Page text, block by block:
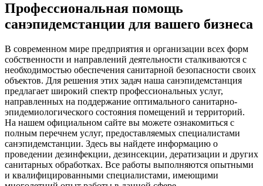
Профессиональная помощь
санэпидемстанции для вашего бизнеса
В современном мире предприятия и организации всех форм
собственности и направлений деятельности сталкиваются с
необходимостью обеспечения санитарной безопасности своих
объектов. Для решения этих задач наша санэпидемстанция
предлагает широкий спектр профессиональных услуг,
направленных на поддержание оптимального санитарно-
эпидемиологического состояния помещений и территорий.
На нашем официальном сайте вы можете ознакомиться с
полным перечнем услуг, предоставляемых специалистами
санэпидемстанции. Здесь вы найдете информацию о
проведении дезинфекции, дезинсекции, дератизации и других
санитарных обработках. Все работы выполняются опытными
и квалифицированными специалистами, имеющими